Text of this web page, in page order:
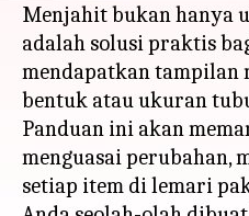
Menjahit bukan hanya
adalah solusi praktis
mendapatkan tampilan
bentuk atau ukuran
Panduan ini akan
menguasai perubahan,
setiap item di lemari